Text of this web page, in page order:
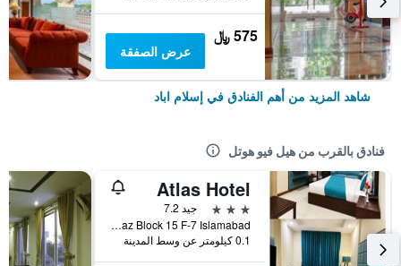
575 ﷼
عرض الصفقة
شاهد المزيد من أهم الفنادق في إسلام اباد
فنادق بالقرب من هيل فيو هوتل
Atlas Hotel
3 نجوم
جيد 7.2
Bhittai Rd, F-7 Markaz Block 15 F-7 Islamabad, إسلام اباد, باكستان
0.1 كيلومتر عن وسط المدينة